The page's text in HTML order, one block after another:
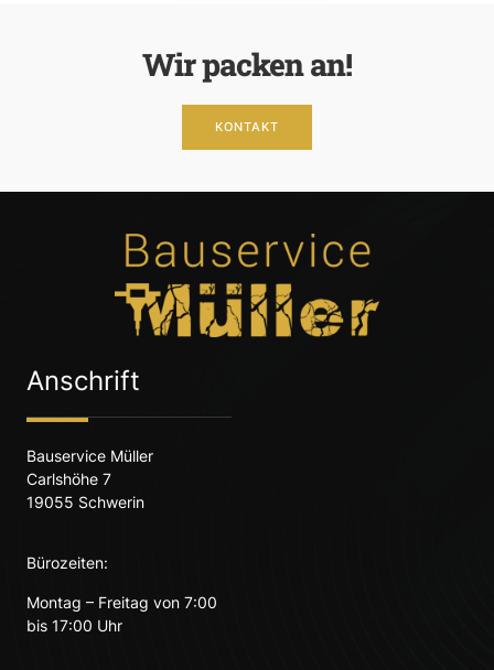
Wir packen an!
KONTAKT
Anschrift
Bauservice Müller
Carlshöhe 7
19055 Schwerin
Bürozeiten:
Montag – Freitag von 7:00
bis 17:00 Uhr